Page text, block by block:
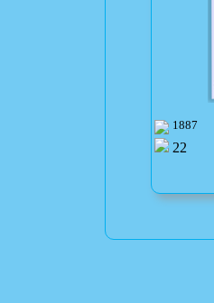
1887
22